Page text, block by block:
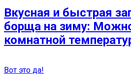
Вкусная и быстрая
борща на зиму:
комнатной
Вот это да!